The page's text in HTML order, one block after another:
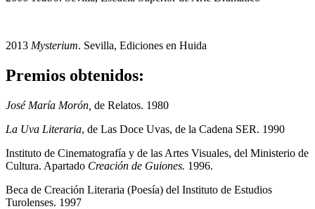
2013 Mysterium. Sevilla, Ediciones en Huida
Premios obtenidos:
José María Morón, de Relatos. 1980
La Uva Literaria, de Las Doce Uvas, de la Cadena SER. 1990
Instituto de Cinematografía y de las Artes Visuales, del Ministerio de
Cultura. Apartado Creación de Guiones. 1996.
Beca de Creación Literaria (Poesía) del Instituto de Estudios
Turolenses. 1997